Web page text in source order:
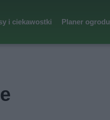
i ciekawostki Planer ogrodu